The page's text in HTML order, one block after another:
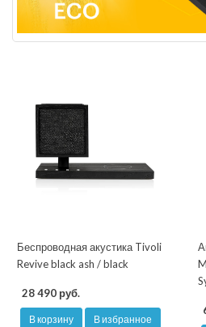
Беспроводная акустика Tivoli
Revive black ash / black
28 490 руб.
В корзину В избранное